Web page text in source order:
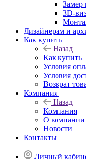
Замер
3D-
Дизайнерам и
Как купить
Назад
Как купить
Условия
Условия
Возврат
Компания
Назад
Компания
О компании
Новости
Контакты
Личный